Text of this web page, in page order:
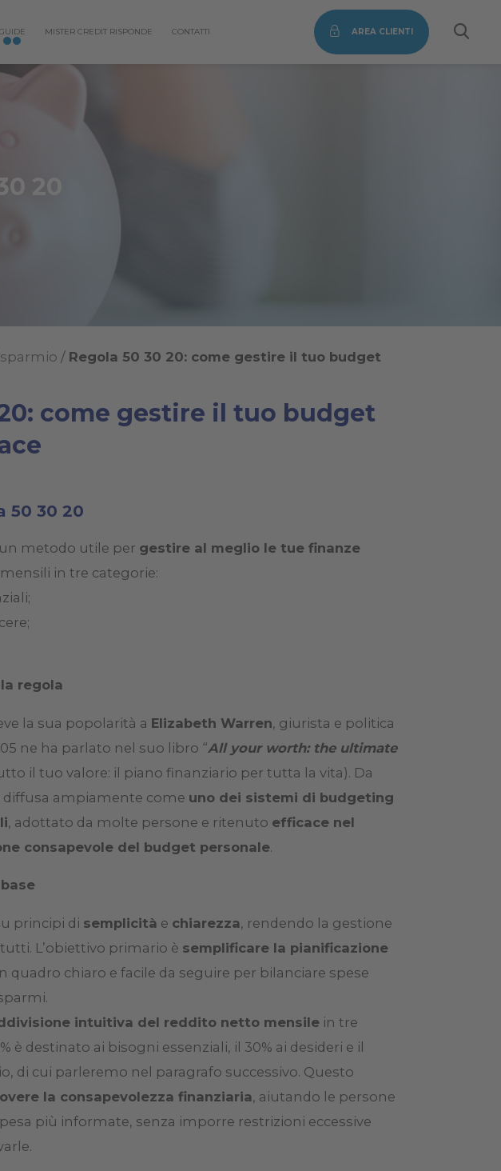
MISTER CREDIT RISPONDE CONTATTI AREA CLIENTI
20
/ Regola 50 30 20: come gestire il tuo budget
come gestire il tuo budget
50 30 20
un metodo utile per gestire al meglio le tue finanze
in tre categorie:
regola
la sua popolarità a Elizabeth Warren, giurista e politica
ne ha parlato nel suo libro “All your worth: the ultimate
il tuo valore: il piano finanziario per tutta la vita). Da
diffusa ampiamente come uno dei sistemi di budgeting
, adottato da molte persone e ritenuto efficace nel
consapevole del budget personale.
principi di semplicità e chiarezza, rendendo la gestione
L’obiettivo primario è semplificare la pianificazione
quadro chiaro e facile da seguire per bilanciare spese
intuitiva del reddito netto mensile in tre
è destinato ai bisogni essenziali, il 30% ai desideri e il
di cui parleremo nel paragrafo successivo. Questo
la consapevolezza finanziaria, aiutando le persone
più informate, senza imporre restrizioni eccessive